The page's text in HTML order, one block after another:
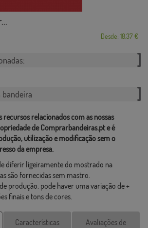
Desde: 18,37 €
recursos relacionados com as nossas
de Comprarbandeiras.pt e é
utilização e modificação sem o
da empresa.
diferir ligeiramente do mostrado na
são fornecidas sem mastro.
produção, pode haver uma variação de +
finais e tons de cores.
Características
Avaliações de